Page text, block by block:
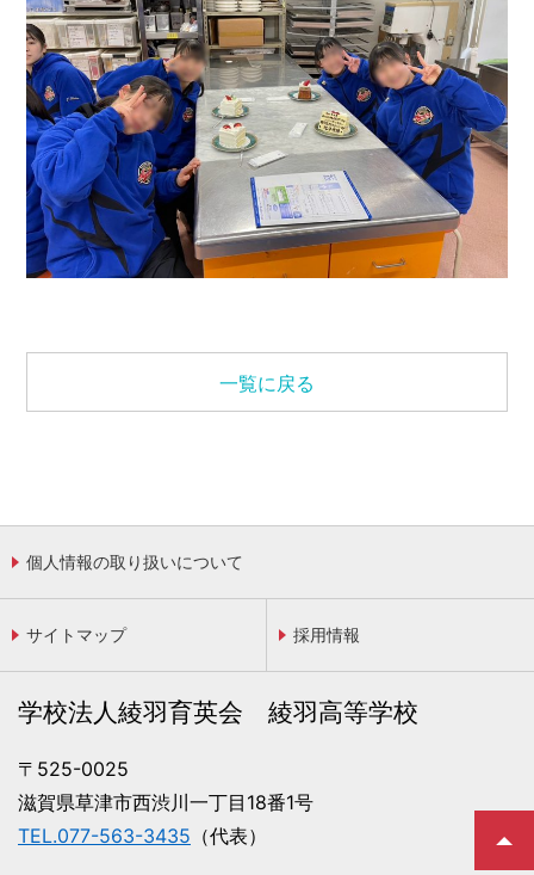
一覧に戻る
個人情報の取り扱いについて
サイトマップ 採用情報
学校法人綾羽育英会 綾羽高等学校
〒525-0025
滋賀県草津市西渋川一丁目18番1号
TEL.077-563-3435 （代表）